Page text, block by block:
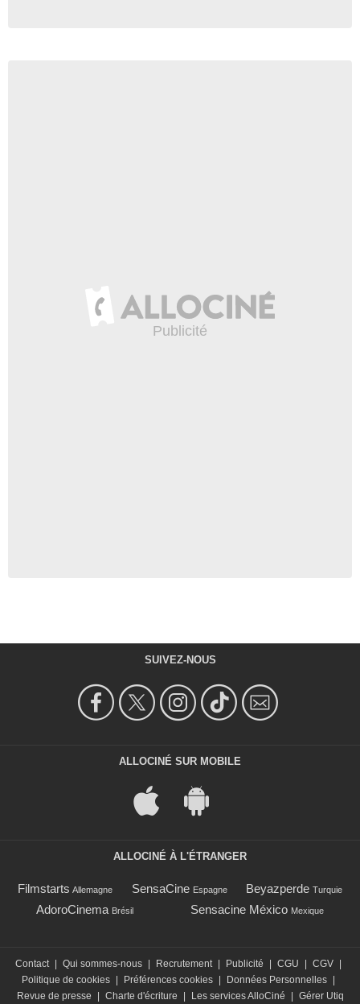
SUIVEZ-NOUS
ALLOCINÉ SUR MOBILE
ALLOCINÉ À L'ÉTRANGER
Filmstarts Allemagne SensaCine Espagne Beyazperde Turquie
AdoroCinema Brésil Sensacine México Mexique
Contact Qui sommes-nous Recrutement Publicité CGU CGV
Politique de cookies
Préférences cookies Données Personnelles
Revue de presse
Charte d'écriture Les services AlloCiné Gérer Utiq